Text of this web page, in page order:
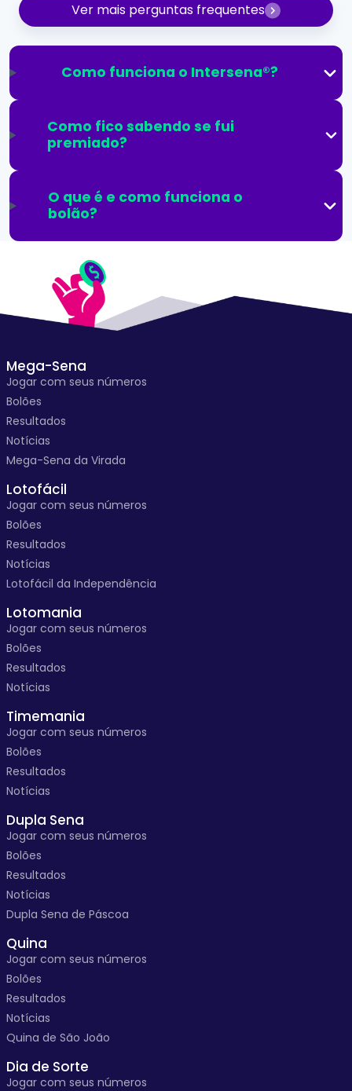
Ver mais perguntas frequentes
Como funciona o Intersena®?
Como fico sabendo se fui
premiado?
O que é e como funciona o
bolão?
Mega-Sena
Jogar com seus números
Bolões
Resultados
Notícias
Mega-Sena da Virada
Lotofácil
Jogar com seus números
Bolões
Resultados
Notícias
Lotofácil da Independência
Lotomania
Jogar com seus números
Bolões
Resultados
Notícias
Timemania
Jogar com seus números
Bolões
Resultados
Notícias
Dupla Sena
Jogar com seus números
Bolões
Resultados
Notícias
Dupla Sena de Páscoa
Quina
Jogar com seus números
Bolões
Resultados
Notícias
Quina de São João
Dia de Sorte
Jogar com seus números